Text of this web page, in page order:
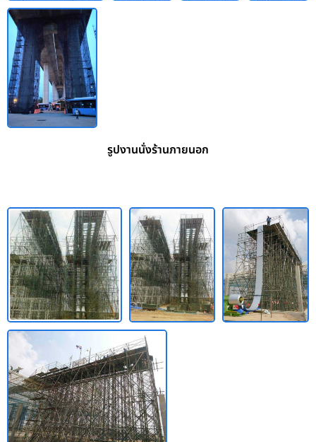
รูปงานนั่งร้านภายนอก